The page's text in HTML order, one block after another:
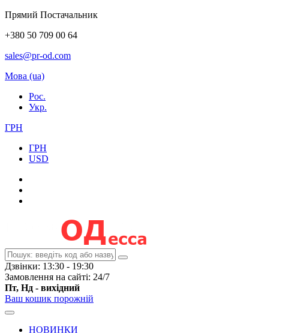
Прямий Постачальник
+380 50 709 00 64
sales@pr-od.com
Мова (ua)
Рос.
Укр.
ГРН
ГРН
USD
Дзвінки: 13:30 - 19:30
Замовлення на сайті: 24/7
Пт, Нд - вихідний
Ваш кошик порожній
НОВИНКИ